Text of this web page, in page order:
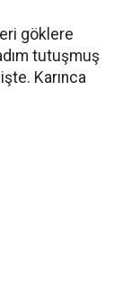
göklere
tutuşmuş
Karınca